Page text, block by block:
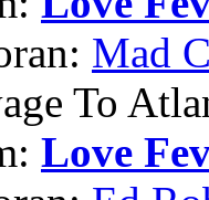
Mad
To
Love